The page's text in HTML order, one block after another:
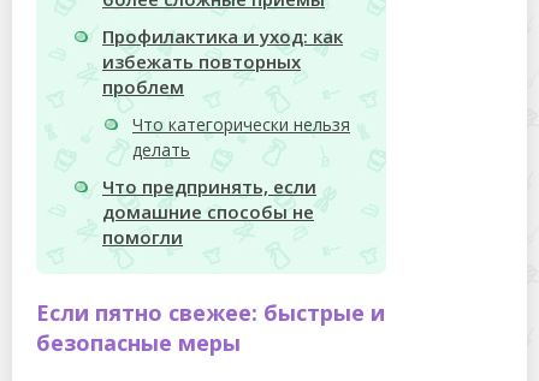
Профилактика и уход: как
избежать повторных
проблем
Что категорически нельзя
делать
Что предпринять, если
домашние способы не
помогли
Если пятно свежее: быстрые и
безопасные меры